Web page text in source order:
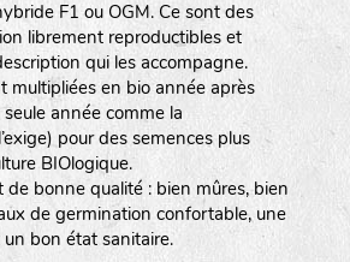
F1 ou OGM. Ce sont des
librement reproductibles et
qui les accompagne.
multipliées en bio année après
année comme la
pour des semences plus
BIOlogique.
de bonne qualité : bien mûres, bien
de germination confortable, une
bon état sanitaire.